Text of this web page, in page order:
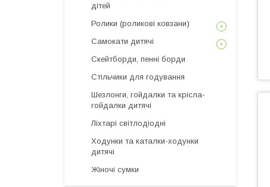
дітей
Ролики (роликові ковзани)
Самокати дитячі
Скейтборди, пенні борди
Стільчики для годування
Шезлонги, гойдалки та крісла-
гойдалки дитячі
Ліхтарі світлодіодні
Ходунки та каталки-ходунки
дитячі
Жіночі сумки